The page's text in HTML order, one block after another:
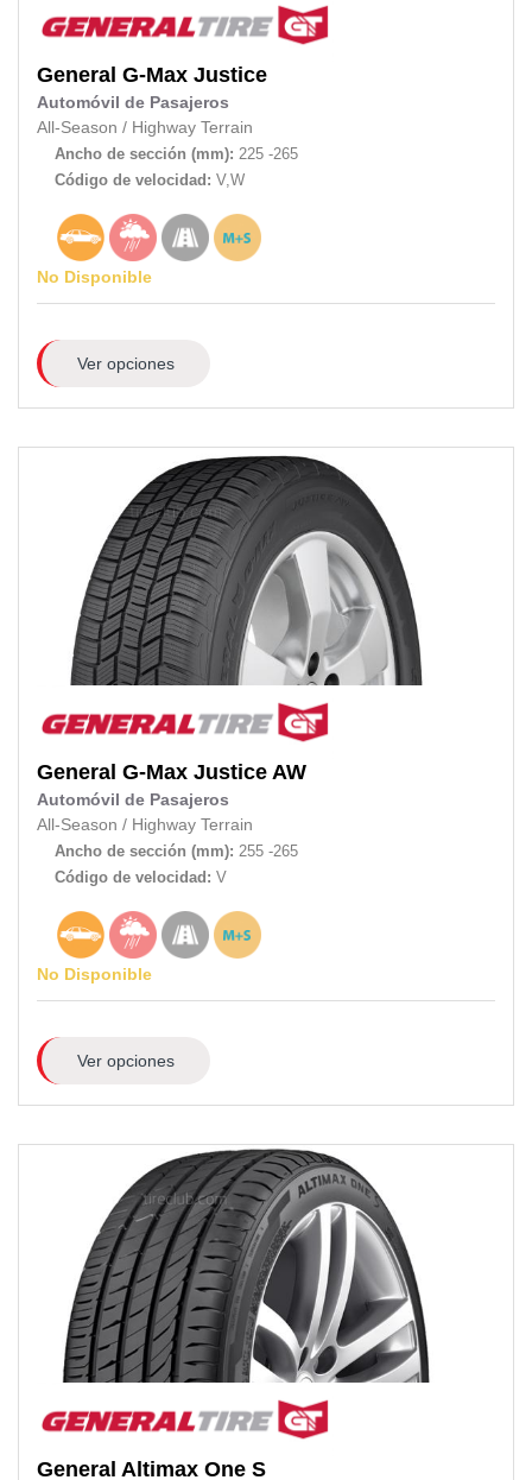
General G-Max Justice
Automóvil de Pasajeros
All-Season / Highway Terrain
Ancho de sección (mm): 225 -265
Código de velocidad: V,W
No Disponible
Ver opciones
General G-Max Justice AW
Automóvil de Pasajeros
All-Season / Highway Terrain
Ancho de sección (mm): 255 -265
Código de velocidad: V
No Disponible
Ver opciones
General Altimax One S